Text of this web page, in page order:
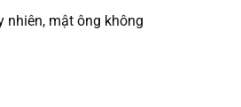
nhiên, mật ông không